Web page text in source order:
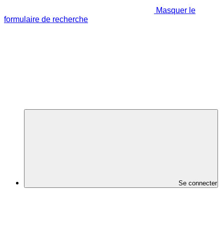
Masquer le
formulaire de recherche
Se connecter